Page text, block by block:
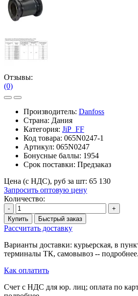
Отзывы:
(0)
Производитель: Danfoss
Страна: Дания
Категория: JiP_FF
Код товара: 065N0247-1
Артикул: 065N0247
Бонусные баллы: 1954
Срок поставки: Предзаказ
Цена (с НДС), руб за шт: 65 130
Запросить оптовую цену
Количество:
-
+
Купить
Быстрый заказ
Рассчитать доставку
Варианты доставки: курьерская, в
терминалы ТК, самовывоз --
Как оплатить
Счет с НДС для юр. лиц; оплата по